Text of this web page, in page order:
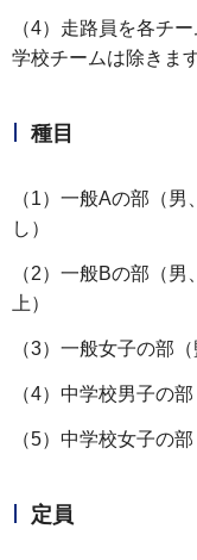
（4）走路員を各チ
学校チームは除きます
種目
（1）一般Aの部（
し）
（2）一般Bの部（
上）
（3）一般女子の部
（4）中学校男子の部
（5）中学校女子の部
定員